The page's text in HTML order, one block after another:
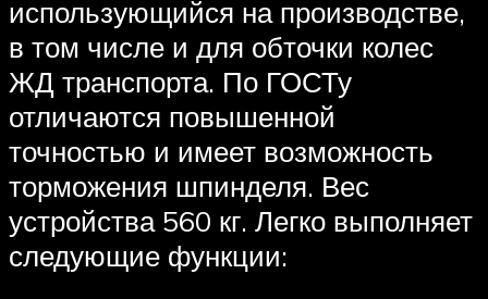
использующийся на производстве,
в том числе и для обточки колес
ЖД транспорта. По ГОСТу
отличаются повышенной
точностью и имеет возможность
торможения шпинделя. Вес
устройства 560 кг. Легко выполняет
следующие функции: